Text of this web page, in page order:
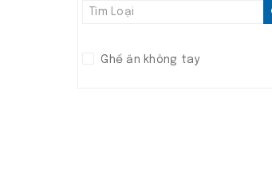
Ghế ăn không tay